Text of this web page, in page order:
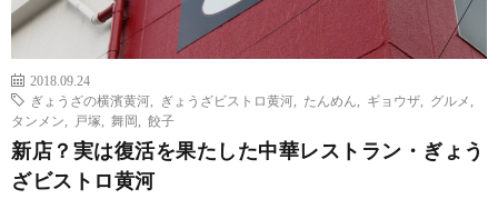
2018.09.24
ぎょうざの横濱黄河
ぎょうざビストロ黄河 たんめん ギョウザ グルメ
タンメン
戸塚 舞岡 餃子
新店？実は復活を果たした中華レストラン・ぎょう
ざビストロ黄河